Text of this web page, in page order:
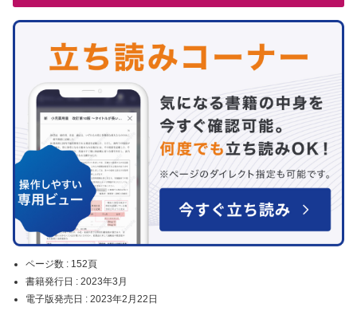
ページ数 : 152頁
書籍発行日 : 2023年3月
電子版発売日 : 2023年2月22日